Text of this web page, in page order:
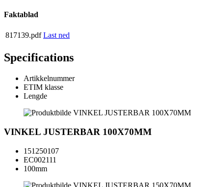
Faktablad
817139.pdf Last ned
Specifications
Artikkelnummer
ETIM klasse
Lengde
VINKEL JUSTERBAR 100X70MM
151250107
EC002111
100mm